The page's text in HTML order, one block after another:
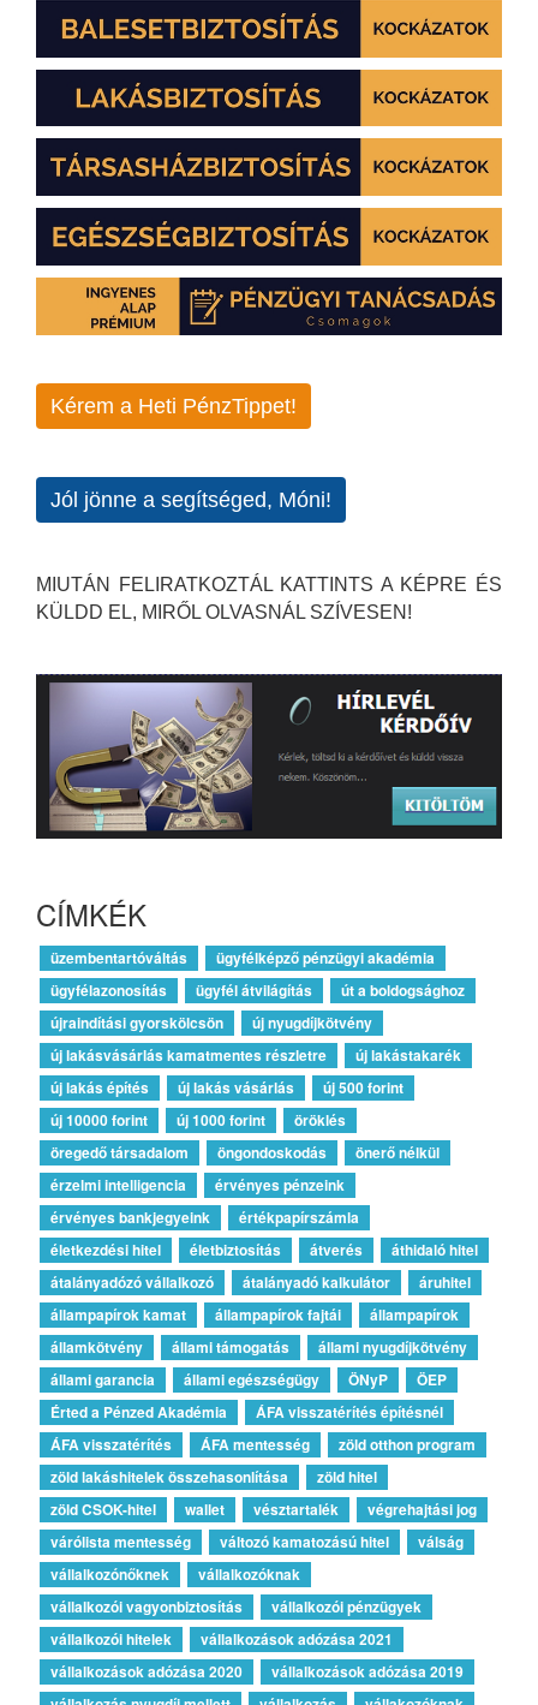
Kérem a Heti PénzTippet!
Jól jönne a segítséged, Móni!
MIUTÁN FELIRATKOZTÁL KATTINTS A KÉPRE ÉS
KÜLDD EL, MIRŐL OLVASNÁL SZÍVESEN!
CÍMKÉK
üzembentartóváltás
ügyfélképző pénzügyi akadémia
ügyfélazonosítás
ügyfél átvilágítás
út a boldogsághoz
újraindítási gyorskölcsön
új nyugdíjkötvény
új lakásvásárlás kamatmentes részletre
új lakástakarék
új lakás építés
új lakás vásárlás
új 500 forint
új 10000 forint
új 1000 forint
öröklés
öregedő társadalom
öngondoskodás
önerő nélkül
érzelmi intelligencia
érvényes pénzeink
érvényes bankjegyeink
értékpapírszámla
életkezdési hitel
életbiztosítás átverés
áthidaló hitel
átalányadózó vállalkozó
átalányadó kalkulátor
áruhitel
állampapírok kamat
állampapírok fajtái
állampapírok
államkötvény
állami támogatás
állami nyugdíjkötvény
állami garancia
állami egészségügy ÖNyP
ÖEP
Érted a Pénzed Akadémia
ÁFA visszatérítés építésnél
ÁFA visszatérítés
ÁFA mentesség
zöld otthon program
zöld lakáshitelek összehasonlítása
zöld hitel
zöld CSOK-hitel
wallet vésztartalék
végrehajtási jog
várólista mentesség
változó kamatozású hitel
válság
vállalkozónőknek
vállalkozóknak
vállalkozói vagyonbiztosítás
vállalkozói pénzügyek
vállalkozói hitelek
vállalkozások adózása 2021
vállalkozások adózása 2020
vállalkozások adózása 2019